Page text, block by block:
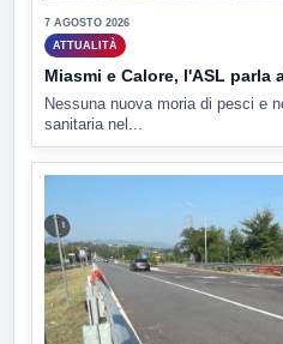
7 AGOSTO 2026
ATTUALITÀ
Miasmi e Calore, l'ASL parla
Nessuna nuova moria di pesci e
sanitaria nel...